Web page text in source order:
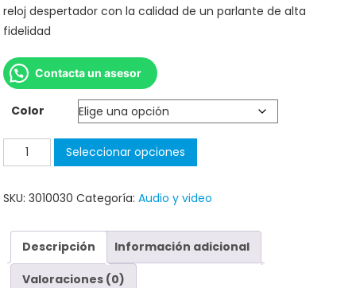
reloj despertador con la calidad de un parlante de alta
fidelidad
Contacta un asesor
Color
Seleccionar opciones
SKU:3010030 Categoría:Audio y video
Descripción Información adicional
Valoraciones (0)